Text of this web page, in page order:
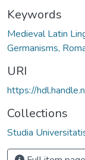
Keywords
Medieval Latin
Germanisms,
URI
https://
Collections
Studia